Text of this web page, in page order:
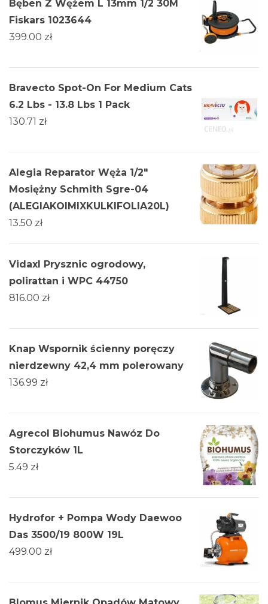
Bęben Z Wężem L 13mm 1/2 30M
Fiskars 1023644
399.00 zł
Bravecto Spot-On For Medium Cats
6.2 Lbs - 13.8 Lbs 1 Pack
130.71 zł
Alegia Reparator Węża 1/2"
Mosiężny Schmith Sgre-04
(ALEGIAKOIMIXKULKIFOLIA20L)
13.50 zł
Vidaxl Prysznic ogrodowy,
polirattan i WPC 44750
816.00 zł
Knap Wspornik ścienny poręczy
nierdzewny 42,4 mm polerowany
136.99 zł
Agrecol Biohumus Nawóz Do
Storczyków 1L
5.49 zł
Hydrofor + Pompa Wody Daewoo
Das 3500/19 800W 19L
499.00 zł